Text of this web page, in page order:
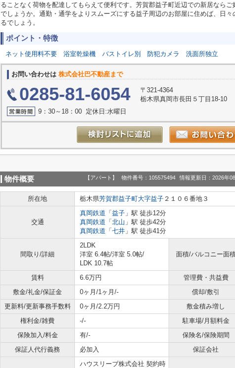
ることなく荷物を配達してもらえて便利です。芳賀郡益子町近辺での新居なら
でしょうか。通勤・通学をよりスムーズにする益子周辺のお部屋に住めば、日
るでしょう。
ポイント・特徴
ネット使用料不要 浴室乾燥機 バストイレ別 防犯カメラ 洗面所独立
お問い合わせは 株式会社巴不動産まで
0285-81-6054
〒321-4364
栃木県真岡市長田５丁目18-10
9：30～18：00 定休日:水曜日
物件概要 【アパート】 物件番号：105575494 情報更新日：2026年
所在地 栃木県芳賀郡益子町大字益子 ２１０６番地３
交通
真岡鉄道 「 益子 」駅 徒歩12分
真岡鉄道 「 北山 」駅 徒歩42分
真岡鉄道 「 七井 」駅 徒歩41分
間取り/詳細
2LDK
洋室 6.4帖/洋室 5.0帖/
LDK 10.7帖
面積/バルコニー面
賃料 6.6万円 管理費・共益費
敷金/礼金/保証金
0ヶ月/1ヶ月/- 償却/敷引
更新料/更新事務手数料
0ヶ月/2.2万円 敷金積み増し
権利金/雑費
-/- 駐車場/月額料金
保険加入/料金
有/- 保険名/保険期間
保証人代行義務
必加入 保証会社
ハウスリーブ株式会社 契約時